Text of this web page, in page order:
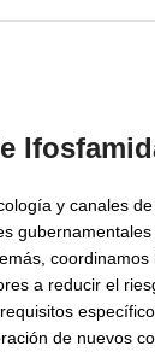
y canales
gubernamentales
coordinamos
a reducir el
de nuevos